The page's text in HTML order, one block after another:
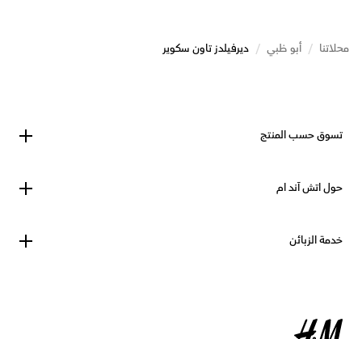
محلاتنا / أبو ظبي / ديرفيلدز تاون سكوير
تسوق حسب المنتج
حول اتش آند ام
خدمة الزبائن